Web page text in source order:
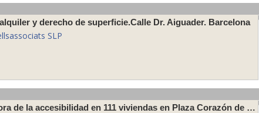
y derecho de superficie.Calle Dr. Aiguader. Barcelona
SLP
Rehabilitación energética y mejora de la accesibilidad en 111 viviendas en Plaza Corazón de María